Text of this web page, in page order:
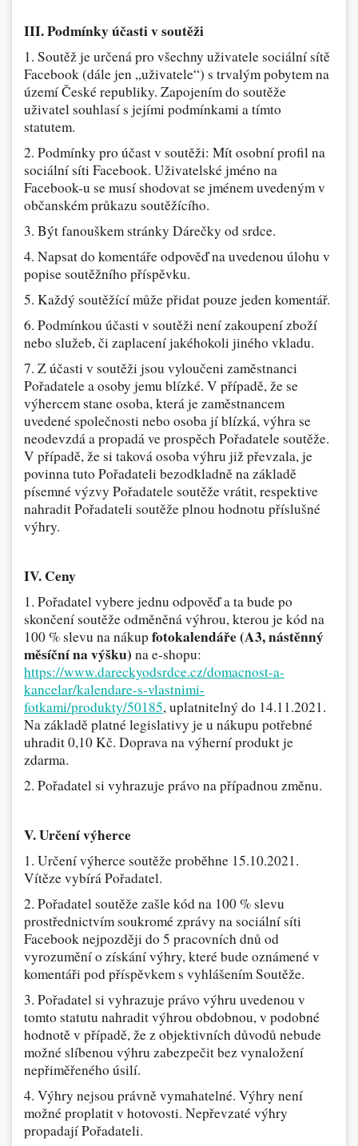
Můj profil
III. Podmínky účasti v soutěži
1. Soutěž je určená pro všechny uživatele sociální sítě
Facebook (dále jen „uživatele“) s trvalým pobytem na
území České republiky. Zapojením do soutěže
uživatel souhlasí s jejími podmínkami a tímto
statutem.
2. Podmínky pro účast v soutěži: Mít osobní profil na
sociální síti Facebook. Uživatelské jméno na
Facebook-u se musí shodovat se jménem uvedeným v
občanském průkazu soutěžícího.
3. Být fanouškem stránky Dárečky od srdce.
4. Napsat do komentáře odpověď na uvedenou úlohu v
popise soutěžního příspěvku.
5. Každý soutěžící může přidat pouze jeden komentář.
6. Podmínkou účasti v soutěži není zakoupení zboží
nebo služeb, či zaplacení jakéhokoli jiného vkladu.
7. Z účasti v soutěži jsou vyloučeni zaměstnanci
Pořadatele a osoby jemu blízké. V případě, že se
výhercem stane osoba, která je zaměstnancem
uvedené společnosti nebo osoba jí blízká, výhra se
neodevzdá a propadá ve prospěch Pořadatele soutěže.
V případě, že si taková osoba výhru již převzala, je
povinna tuto Pořadateli bezodkladně na základě
písemné výzvy Pořadatele soutěže vrátit, respektive
nahradit Pořadateli soutěže plnou hodnotu příslušné
výhry.
IV. Ceny
1. Pořadatel vybere jednu odpověď a ta bude po
skončení soutěže odměněná výhrou, kterou je kód na
100 % slevu na nákup fotokalendáře(A3, nástěnný
měsíční na výšku) na e-shopu:
https://www.dareckyodsrdce.cz/domacnost-a-
kancelar/kalendare-s-vlastnimi-
fotkami/produkty/50185,uplatnitelný do 14.11.2021.
Na základě platné legislativy je u nákupu potřebné
uhradit 0,10 Kč. Doprava na výherní produkt je
zdarma.
2. Pořadatel si vyhrazuje právo na případnou změnu.
V. Určení výherce
1. Určení výherce soutěže proběhne 15.10.2021.
Vítěze vybírá Pořadatel.
2. Pořadatel soutěže zašle kód na 100 % slevu
prostřednictvím soukromé zprávy na sociální síti
Facebook nejpozději do 5 pracovních dnů od
vyrozumění o získání výhry, které bude oznámené v
komentáři pod příspěvkem s vyhlášením Soutěže.
3. Pořadatel si vyhrazuje právo výhru uvedenou v
tomto statutu nahradit výhrou obdobnou, v podobné
hodnotě v případě, že z objektivních důvodů nebude
možné slíbenou výhru zabezpečit bez vynaložení
nepřiměřeného úsilí.
4. Výhry nejsou právně vymahatelné. Výhry není
možné proplatit v hotovosti. Nepřevzaté výhry
propadají Pořadateli.